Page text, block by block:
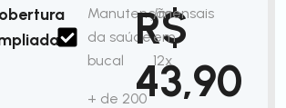
Manutenção
da saúde
bucal
+ de 200
R$
43,90
/mensais
em
12x